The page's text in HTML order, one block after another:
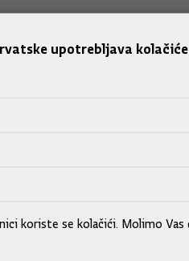
njih 1398, dok se za
osumnjičenika za
dijela ubojstva o
upotrebljava kolačiće
koriste se kolačići. Molimo Vas